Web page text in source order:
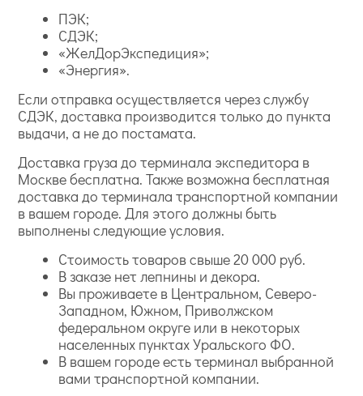
ПЭК;
СДЭК;
«ЖелДорЭкспедиция»;
«Энергия».
Если отправка осуществляется через службу
СДЭК, доставка производится только до пункта
выдачи, а не до постамата.
Доставка груза до терминала экспедитора в
Москве бесплатна. Также возможна бесплатная
доставка до терминала транспортной компании
в вашем городе. Для этого должны быть
выполнены следующие условия.
Стоимость товаров свыше 20 000 руб.
В заказе нет лепнины и декора.
Вы проживаете в Центральном, Северо-
Западном, Южном, Приволжском
федеральном округе или в некоторых
населенных пунктах Уральского ФО.
В вашем городе есть терминал выбранной
вами транспортной компании.